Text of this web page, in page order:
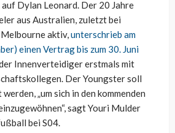
Dylan Leonard. Der 20 Jahre
aus Australien, zuletzt bei
aktiv,unterschrieb am
einen Vertrag bis zum 30. Juni
Innenverteidiger erstmals mit
Der Youngster soll
„um sich in den kommenden
sagt Youri Mulder
bei S04.